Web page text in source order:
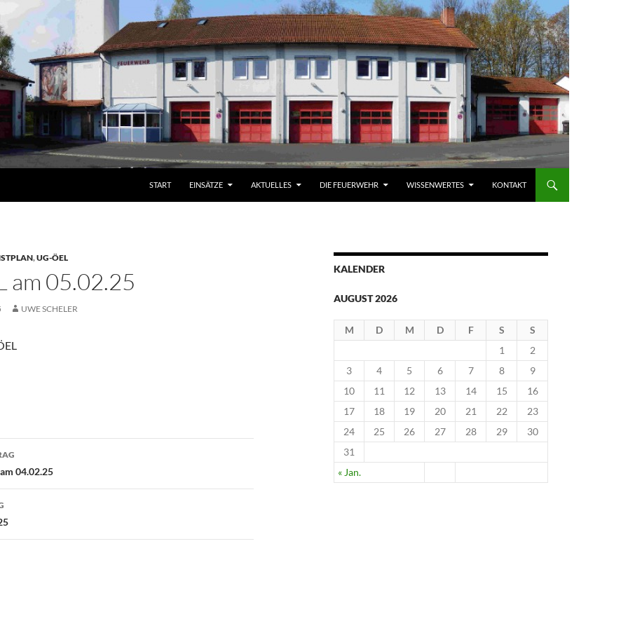
START EINSÄTZE AKTUELLES DIE FEUERWEHR WISSENWERTES KONTAKT
,UG-ÖEL
am 05.02.25
UWE SCHELER
04.02.25
KALENDER
AUGUST 2026
M D M D F S S
« Jan.
1
2
3
4 5 6 7 8
9
10
11 12 13 14 15
16
17
18 19 20 21 22
23
24
25 26 27 28 29
30
31